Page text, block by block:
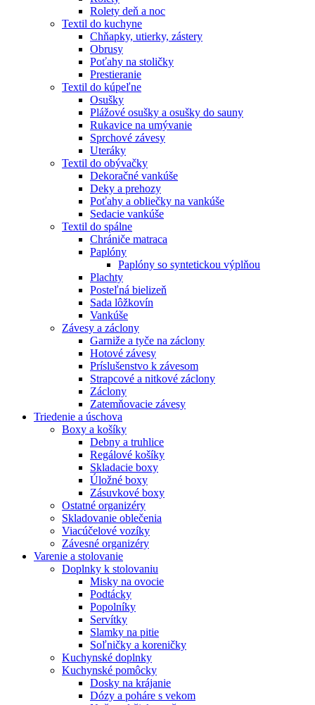
Rolety deň a noc
Textil do kuchyne
Chňapky, utierky, zástery
Obrusy
Poťahy na stoličky
Prestieranie
Textil do kúpeľne
Osušky
Plážové osušky a osušky do sauny
Rukavice na umývanie
Sprchové závesy
Uteráky
Textil do obývačky
Dekoračné vankúše
Deky a prehozy
Poťahy a obliečky na vankúše
Sedacie vankúše
Textil do spálne
Chrániče matraca
Paplóny
Paplóny so syntetickou výplňou
Plachty
Posteľná bielizeň
Sada lôžkovín
Vankúše
Závesy a záclony
Garniže a tyče na záclony
Hotové závesy
Príslušenstvo k závesom
Strapcové a nitkové záclony
Záclony
Zatemňovacie závesy
Triedenie a úschova
Boxy a košíky
Debny a truhlice
Regálové košíky
Skladacie boxy
Úložné boxy
Zásuvkové boxy
Ostatné organizéry
Skladovanie oblečenia
Viacúčelové vozíky
Závesné organizéry
Varenie a stolovanie
Doplnky k stolovaniu
Misky na ovocie
Podtácky
Popolníky
Servítky
Slamky na pitie
Soľničky a koreničky
Kuchynské doplnky
Kuchynské pomôcky
Dosky na krájanie
Dózy a poháre s vekom